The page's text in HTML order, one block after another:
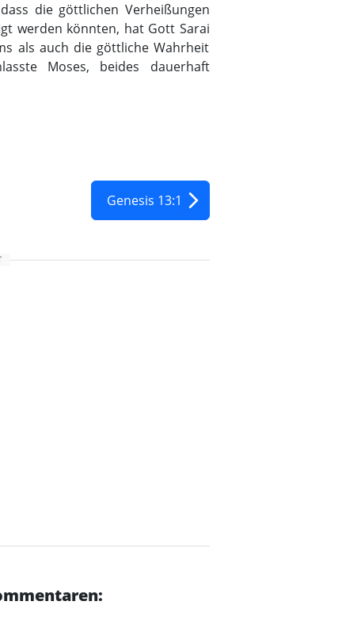
die göttlichen Verheißungen
werden könnten, hat Gott Sarai
als auch die göttliche Wahrheit
Moses, beides dauerhaft
Genesis 13:1